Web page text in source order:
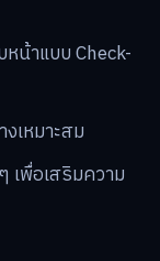
น้าแบบ Check-
เหมาะสม
พื่อเสริมความ